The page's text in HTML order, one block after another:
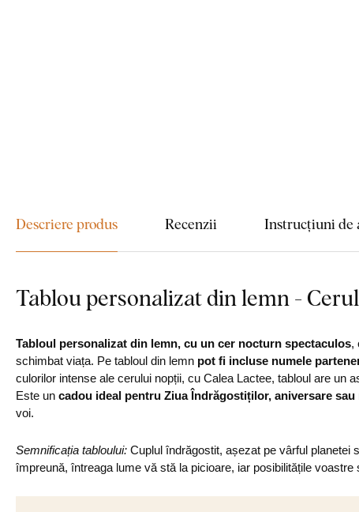
Descriere produs Recenzii Instrucțiuni de
Tablou personalizat din lemn -
Tabloul personalizat din lemn, cu un cer nocturn spectaculos,
schimbat viața. Pe tabloul din lemn pot fi incluse numele
culorilor intense ale cerului nopții, cu Calea Lactee, tabloul are un
Este un cadou ideal pentru Ziua Îndrăgostiților, aniversare sau
voi.
Semnificația tabloului: Cuplul îndrăgostit, așezat pe vârful planetei
împreună, întreaga lume vă stă la picioare, iar posibilitățile